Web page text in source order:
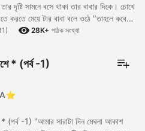
দৃষ্টি সামনে বসে থাকা তার বাবার দিকে। চোখে
করতে মেয়ে টার বাবা বলে ওঠে "তাহলে কবে
সাথে আর কে ...
 28K+ পাঠক সংখ্যা
* (পর্ব -1)
* (পর্ব -1) "আমার সারাটা দিন মেঘলা আকাশ